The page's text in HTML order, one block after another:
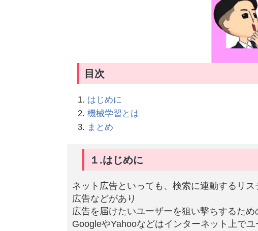
目次
はじめに
機械学習とは
まとめ
１.はじめに
ネット広告といっても、検索に連動するリ
広告などがあり
広告を届けたいユーザーを狙い撃ちするため
GoogleやYahooなどはインターネット上で